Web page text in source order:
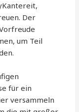
Der
um Teil
für ein
versammeln